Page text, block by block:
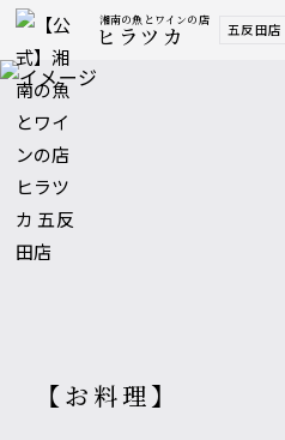
湘南の魚とワインの店
ヒラツカ 五反田店
【お料理】